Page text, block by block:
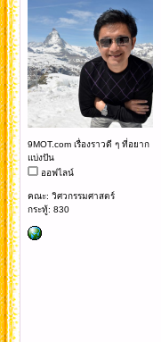
9MOT.com เรื่องราวดี ๆ ที่อยาก
แบ่งปัน
ออฟไลน์
คณะ: วิศวกรรมศาสตร์
กระทู้: 830